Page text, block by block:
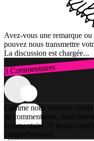
Avez-vous une remarque
pouvez nous transmettre
La discussion est chargée...
3 Commentaires
Connexion
Comme nous voulons
de commentaires, nous
commentaire 72 heures
compréhension!